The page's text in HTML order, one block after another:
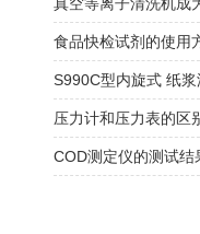
食品快检试剂的使用
S990C型内旋式 纸
压力计和压力表的区
COD测定仪的测试结